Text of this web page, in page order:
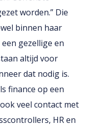
worden.” Die
binnen haar
gezellige en
altijd voor
dat nodig is.
finance op een
veel contact met
HR en